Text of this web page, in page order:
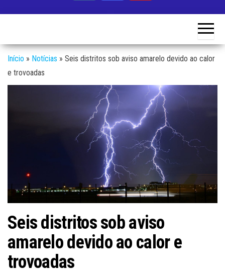
Início » Notícias » Seis distritos sob aviso amarelo devido ao calor
e trovoadas
Seis distritos sob aviso
amarelo devido ao calor e
trovoadas